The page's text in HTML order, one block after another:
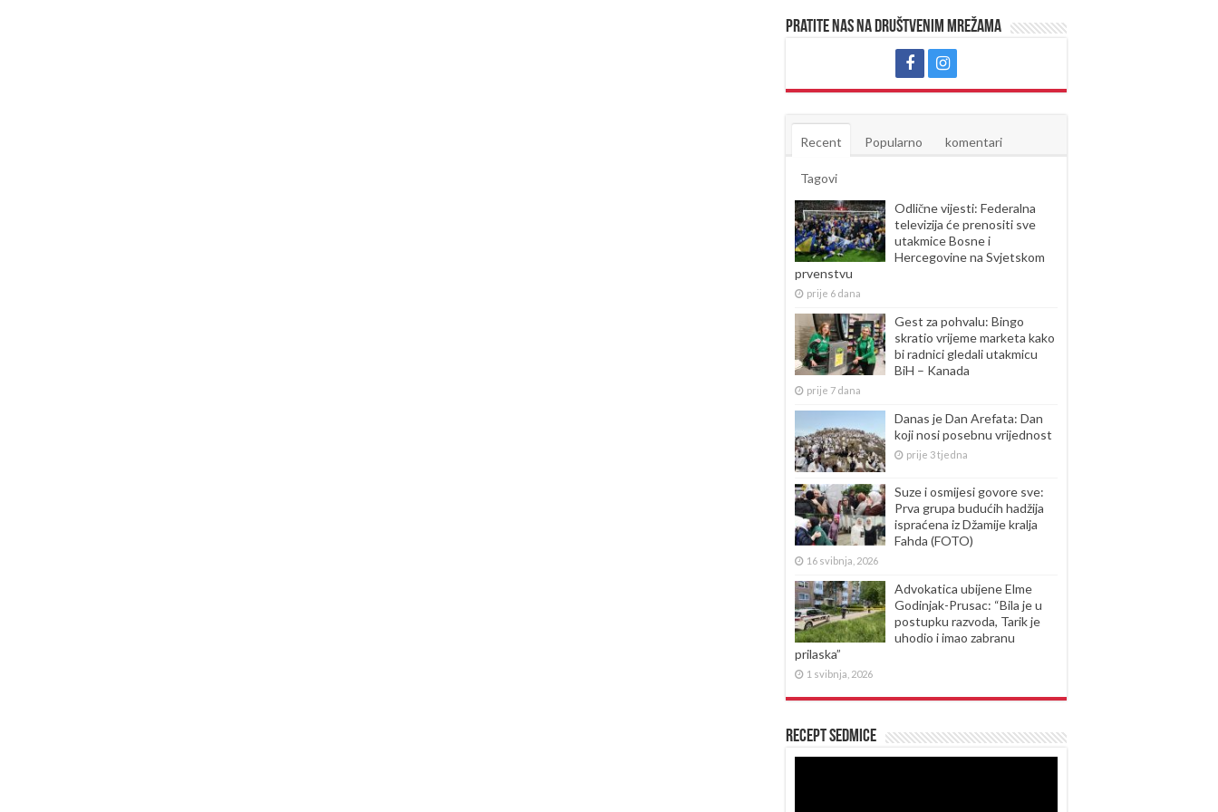
Pratite nas na društvenim mrežama
Recent Popularno komentari
Tagovi
Odlične vijesti: Federalna
televizija će prenositi sve
utakmice Bosne i
Hercegovine na Svjetskom
prvenstvu
prije 6 dana
Gest za pohvalu: Bingo
skratio vrijeme marketa kako
bi radnici gledali utakmicu
BiH – Kanada
prije 7 dana
Danas je Dan Arefata: Dan
koji nosi posebnu vrijednost
prije 3 tjedna
Suze i osmijesi govore sve:
Prva grupa budućih hadžija
ispraćena iz Džamije kralja
Fahda (FOTO)
16 svibnja, 2026
Advokatica ubijene Elme
Godinjak-Prusac: “Bila je u
postupku razvoda, Tarik je
uhodio i imao zabranu
prilaska”
1 svibnja, 2026
Recept sedmice